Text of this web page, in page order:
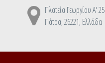
Πλατεία Γεωργίου Α' 25
Πάτρα, 26221, Ελλάδα